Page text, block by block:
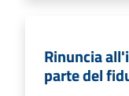
Rinuncia
parte del